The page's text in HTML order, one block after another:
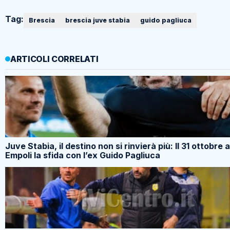
Tag: Brescia brescia juve stabia guido pagliuca
ARTICOLI CORRELATI
Juve Stabia, il destino non si rinvierà più: Il 31 ottobre
Empoli la sfida con l’ex Guido Pagliuca